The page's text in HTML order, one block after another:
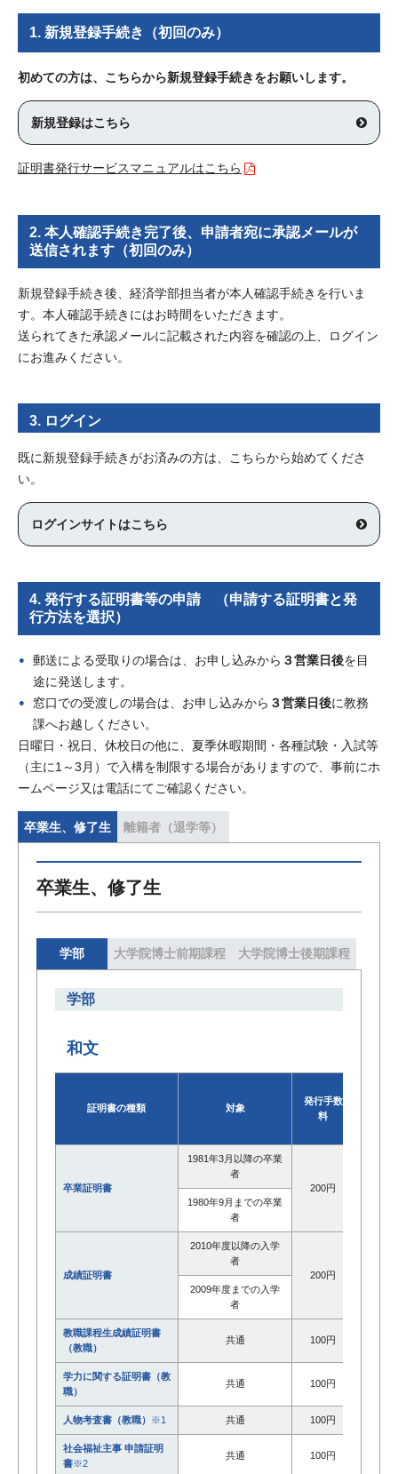
1. 新規登録手続き（初回のみ）
初めての方は、こちらから新規登録手続きをお願いします。
新規登録はこちら
証明書発行サービスマニュアルはこちら
2. 本人確認手続き完了後、申請者宛に承認メールが
送信されます（初回のみ）
新規登録手続き後、経済学部担当者が本人確認手続きを行いま
す。本人確認手続きにはお時間をいただきます。
送られてきた承認メールに記載された内容を確認の上、ログイン
にお進みください。
3. ログイン
既に新規登録手続きがお済みの方は、こちらから始めてくださ
い。
ログインサイトはこちら
4. 発行する証明書等の申請 （申請する証明書と発
行方法を選択）
郵送による受取りの場合は、お申し込みから ３営業日後を目
途に発送します。
窓口での受渡しの場合は、お申し込みから ３営業日後に教務
課へお越しください。
日曜日・祝日、休校日の他に、夏季休暇期間・各種試験・入試等
（主に1～3月）で入構を制限する場合がありますので、事前にホ
ームページ又は電話にてご確認ください。
卒業生、修了生 離籍者（退学等）
卒業生、修了生
学部 大学院博士前期課程 大学院博士後期課程
学部
和文
証明書の種類 対象
発行手数
料
卒業証明書
1981年3月以降の卒業
者
200円
1980年9月までの卒業
者
成績証明書
2010年度以降の入学
者
200円
2009年度までの入学
者
教職課程生成績証明書
（教職）
共通 100円
学力に関する証明書（教
職）
共通 100円
人物考査書（教職） ※1 共通 100円
社会福祉主事 申請証明
書※2
共通 100円